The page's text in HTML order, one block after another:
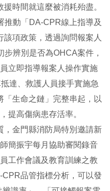
時間就這麼被消耗殆盡。
推動「DA-CPR線上指導及
項政策，透過詢問報案人
辨別是否為OHCA案件，
立即指導報案人操作實施
達、救護人員接手實施急
生命之鏈」完整串起，以
提高傷病患存活率。
，金門縣消防局特別邀請新
簡振宇每月協助審閱錄音
工作會議及教育訓練之教
品管指標分析，可以發